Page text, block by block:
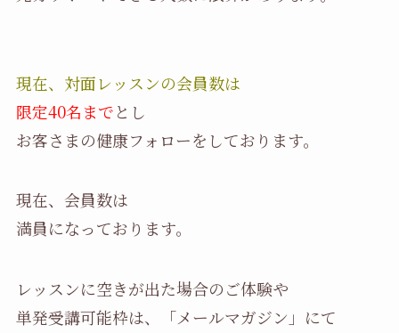
現在、対面レッスンの会員数は
限定40名までとし
お客さまの健康フォローをしております。
現在、会員数は
満員になっております。
レッスンに空きが出た場合のご体験や
単発受講可能枠は、「メールマガジン」にて